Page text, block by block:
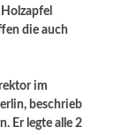
die auch
im
beschrieb
Er legte alle 2